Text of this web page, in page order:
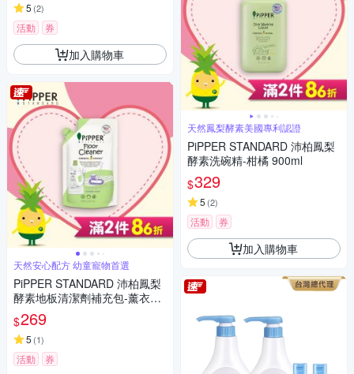
5 (2)
活動 券
加入購物車
天然安心配方 幼童寵物首選
PiPPER STANDARD 沛柏鳳梨
酵素地板清潔劑補充包-薰衣草
700ml
$269
5 (1)
活動 券
天然鳳梨酵素美國專利認證
PiPPER STANDARD 沛柏鳳梨
酵素洗碗精-柑橘 900ml
$329
5 (2)
活動 券
加入購物車